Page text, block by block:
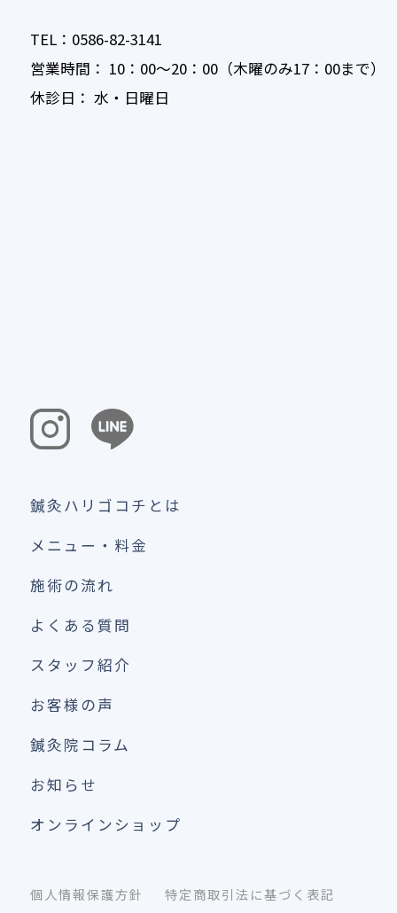
TEL：0586-82-3141
営業時間： 10：00〜20：00（木曜のみ17：00まで）
休診日： 水・日曜日
鍼灸ハリゴコチとは
メニュー・料金
施術の流れ
よくある質問
スタッフ紹介
お客様の声
鍼灸院コラム
お知らせ
オンラインショップ
個人情報保護方針 特定商取引法に基づく表記